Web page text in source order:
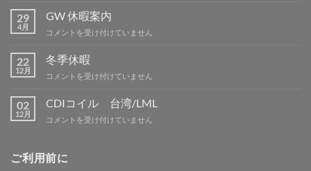
ー
テ
ィ
グ
吉
は
29
4月
GW 休暇案内
GW
暇
案
内
コメントを受け付けていません
22
12月
冬季休暇
冬
休
暇
は
コメントを受け付けていません
02
12月
CDIコイル 台湾/LML
CDI
ル
台
コメントを受け付けていません
ご利用前に